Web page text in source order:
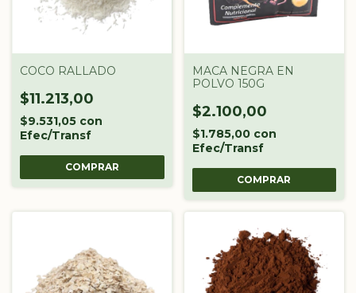
COCO RALLADO
$11.213,00
$9.531,05 con
Efec/Transf
COMPRAR
MACA NEGRA EN
POLVO 150G
$2.100,00
$1.785,00 con
Efec/Transf